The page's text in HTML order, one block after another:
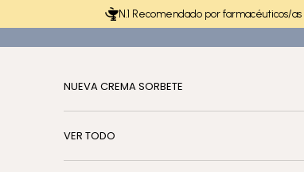
N.1 Recomendado por farmacéuticos/as
NUEVA CREMA SORBETE
VER TODO